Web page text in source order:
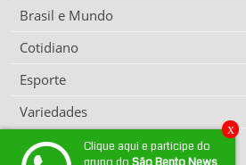
Brasil e Mundo
Cotidiano
Esporte
Variedades
Clique aqui e participe do
x